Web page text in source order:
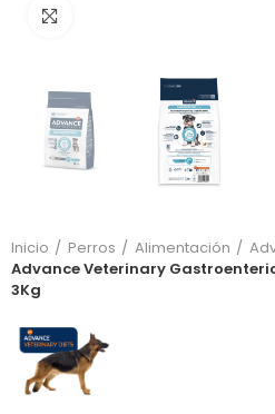
Inicio Perros Alimentación
Advance Veterinary
3Kg